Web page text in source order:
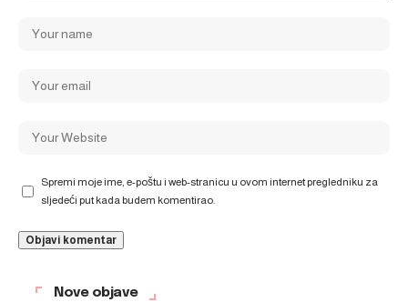
Spremi moje ime, e-poštu i web-stranicu u ovom internet pregledniku za
sljedeći put kada budem komentirao.
Nove objave